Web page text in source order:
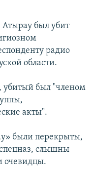
Атырау был убит
радио
области.
был "членом
акты".
были перекрыты,
слышны
очевидцы.